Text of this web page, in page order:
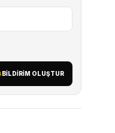
BILDIRIM OLUŞTUR